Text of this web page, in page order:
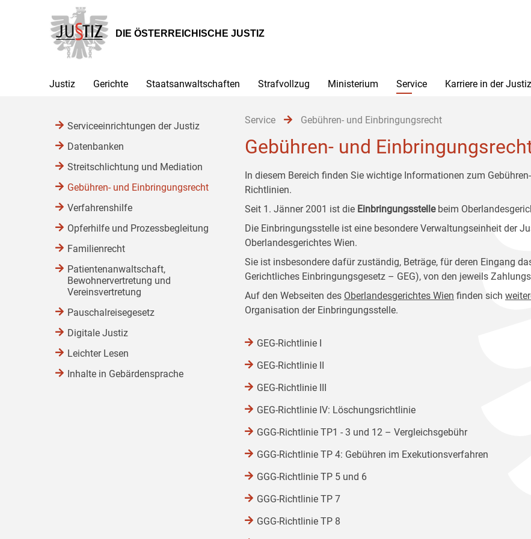
Hauptnavigation
[1]
Inhalt
[2]
Untermenü
[3]
DIE ÖSTERREICHISCHE JUSTIZ
Justiz Gerichte Staatsanwaltschaften Strafvollzug Ministerium Service Karriere in der Justiz
Service Gebühren- und Einbringungsrecht
Gebühren- und
In diesem Bereich finden Sie wichtige Informationen zum
Richtlinien.
Seit 1. Jänner 2001 ist die Einbringungsstelle beim
Die Einbringungsstelle ist eine besondere Verwaltungseinheit der
Oberlandesgerichtes Wien.
Sie ist insbesondere dafür zuständig, Beträge, für deren Eingang
Gerichtliches Einbringungsgesetz – GEG), von den jeweils
Auf den Webseiten des Oberlandesgerichtes Wien finden sich
Organisation der Einbringungsstelle.
GEG-Richtlinie I
GEG-Richtlinie II
GEG-Richtlinie III
GEG-Richtlinie IV: Löschungsrichtlinie
GGG-Richtlinie TP1 - 3 und 12 – Vergleichsgebühr
GGG-Richtlinie TP 4: Gebühren im Exekutionsverfahren
GGG-Richtlinie TP 5 und 6
GGG-Richtlinie TP 7
GGG-Richtlinie TP 8
Serviceeinrichtungen der Justiz
Datenbanken
Streitschlichtung und Mediation
Gebühren- und Einbringungsrecht
Verfahrenshilfe
Opferhilfe und Prozessbegleitung
Familienrecht
Patientenanwaltschaft,
Bewohnervertretung und
Vereinsvertretung
Pauschalreisegesetz
Digitale Justiz
Leichter Lesen
Inhalte in Gebärdensprache